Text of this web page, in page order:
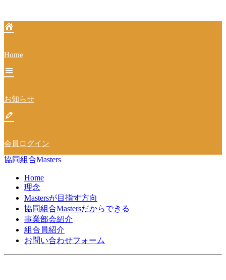
ー
ョ
ン
Home
お知らせ
会員ログイン
協同組合Masters
Home
理念
Mastersが目指す方向
協同組合Mastersだからできる
事業部会紹介
組合員紹介
お問い合わせフォーム